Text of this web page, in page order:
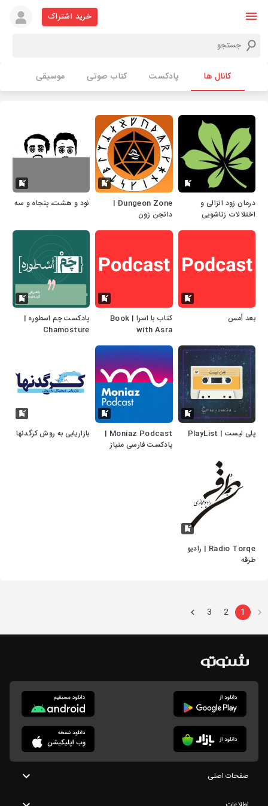
خرید اشتراک
کانال ها پادکست کتاب صوتی موسیقی
درمان زود انزالی و
اختلالات زناشویی
Dungeon Zone |
دانجن زون
نود و هشت، پنجاه و سه
بعد أمس
کتاب با اسرا | Book
with Asra
پادکست چم‌ اسطوره |
Chamosture
پلی لیست | PlayList
Moniaz Podcast |
پادکست فارسی منیاز
بازاریابی به روش کرگدنها
Radio Torqe | رادیو
طرقه
1
2
3
صفحات اصلی